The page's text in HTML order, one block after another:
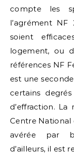
compte les
l’agrément
soient
logement, ou
références NF
est une
certains
d’effraction.
Centre National
avérée par
d’ailleurs, il est